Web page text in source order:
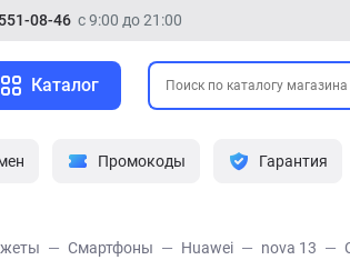
08-46 с 9:00 до 21:00
Каталог
Промокоды Гарантия
Смартфоны Huawei nova 13